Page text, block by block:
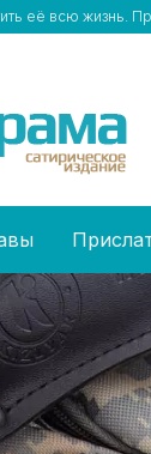
её всю жизнь.